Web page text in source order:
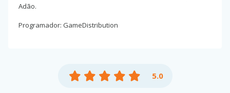
Adão.
Programador: GameDistribution
5.0